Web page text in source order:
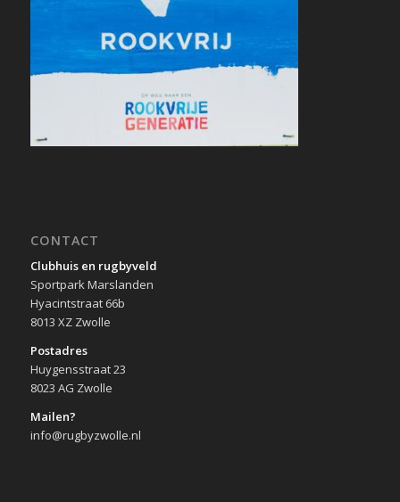
CONTACT
Clubhuis en rugbyveld
Sportpark Marslanden
Hyacintstraat 66b
8013 XZ Zwolle
Postadres
Huygensstraat 23
8023 AG Zwolle
Mailen?
info@rugbyzwolle.nl